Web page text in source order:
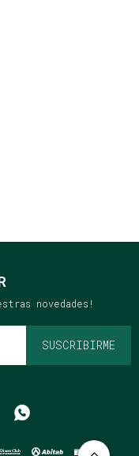
novedades!
SUSCRIBIRME
